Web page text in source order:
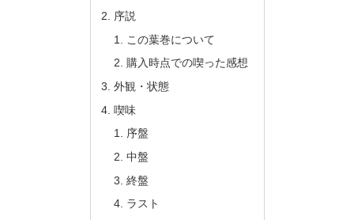
序説
この葉巻について
購入時点での喫った感想
外観・状態
喫味
序盤
中盤
終盤
ラスト